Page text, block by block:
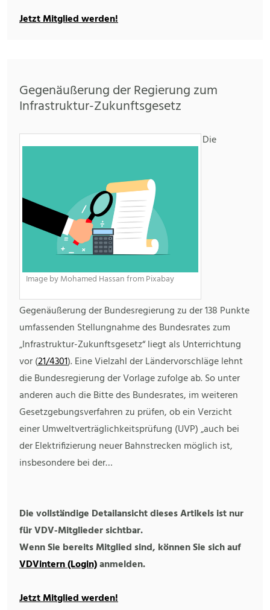
Jetzt Mitglied werden!
Gegenäußerung der Regierung zum
Infrastruktur-Zukunftsgesetz
Image by Mohamed Hassan from Pixabay
Die
Gegenäußerung der Bundesregierung zu der 138 Punkte
umfassenden Stellungnahme des Bundesrates zum
„Infrastruktur-Zukunftsgesetz“ liegt als Unterrichtung
vor (21/4301). Eine Vielzahl der Ländervorschläge lehnt
die Bundesregierung der Vorlage zufolge ab. So unter
anderen auch die Bitte des Bundesrates, im weiteren
Gesetzgebungsverfahren zu prüfen, ob ein Verzicht
einer Umweltverträglichkeitsprüfung (UVP) „auch bei
der Elektrifizierung neuer Bahnstrecken möglich ist,
insbesondere bei der…
Die vollständige Detailansicht dieses Artikels ist nur
für VDV-Mitglieder sichtbar.
Wenn Sie bereits Mitglied sind, können Sie sich auf
VDVintern (Login)anmelden.
Jetzt Mitglied werden!